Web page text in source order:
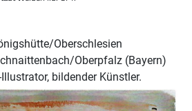
Oberschlesien
Oberpfalz (Bayern)
Illustrator, bildender Künstler.